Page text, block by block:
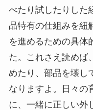
べたり試したりした
品特有の仕組みを紐
を進めるための具体
た。これさえ読めば
めたり、部品を壊し
なりますよ。日々の
に、一緒に正しい外